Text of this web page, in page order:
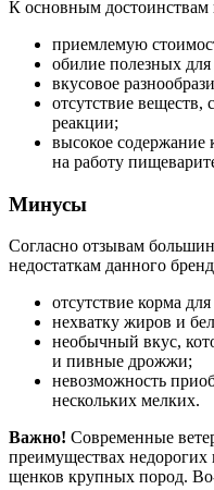
К основным достоинствам
приемлемую
обилие полезных для
вкусовое
отсутствие веществ,
реакции;
высокое содержание
на работу
Минусы
Согласно отзывам
недостаткам данного
отсутствие корма
нехватку жиров и
необычный вкус,
и пивные дрожжи;
невозможность
нескольких мелких.
Важно! Современные
преимуществах
щенков крупных пород.